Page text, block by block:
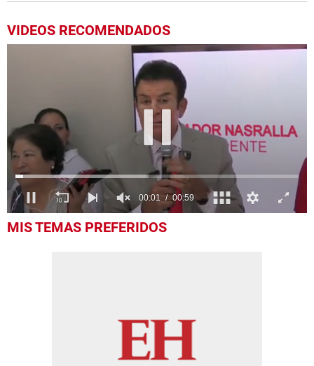
VIDEOS RECOMENDADOS
seconds
MIS TEMAS PREFERIDOS